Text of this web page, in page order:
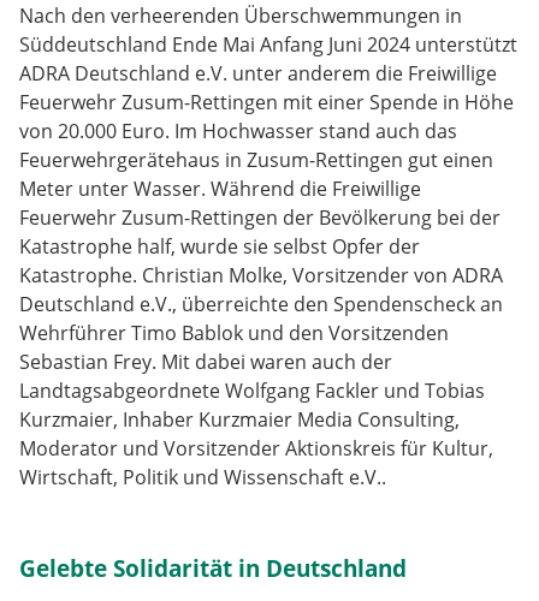
Nach den verheerenden Überschwemmungen in
Süddeutschland Ende Mai Anfang Juni 2024 unterstützt
ADRA Deutschland e.V. unter anderem die Freiwillige
Feuerwehr Zusum-Rettingen mit einer Spende in Höhe
von 20.000 Euro. Im Hochwasser stand auch das
Feuerwehrgerätehaus in Zusum-Rettingen gut einen
Meter unter Wasser. Während die Freiwillige
Feuerwehr Zusum-Rettingen der Bevölkerung bei der
Katastrophe half, wurde sie selbst Opfer der
Katastrophe. Christian Molke, Vorsitzender von ADRA
Deutschland e.V., überreichte den Spendenscheck an
Wehrführer Timo Bablok und den Vorsitzenden
Sebastian Frey. Mit dabei waren auch der
Landtagsabgeordnete Wolfgang Fackler und Tobias
Kurzmaier, Inhaber Kurzmaier Media Consulting,
Moderator und Vorsitzender Aktionskreis für Kultur,
Wirtschaft, Politik und Wissenschaft e.V..
Gelebte Solidarität in Deutschland